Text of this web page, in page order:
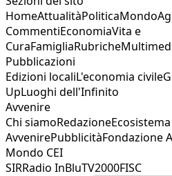
HomeAttualitàPoliticaMondo
CommentiEconomiaVita e
CuraFamigliaRubriche
Pubblicazioni
Edizioni localiL'economia civile
UpLuoghi dell'Infinito
Avvenire
Chi siamoRedazioneEcosistema
AvvenirePubblicitàFondazione
Mondo CEI
SIRRadio InBluTV2000FISC